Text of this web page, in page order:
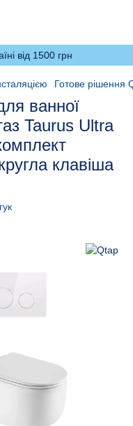
від 1500 грн
Готове рішення
ванної
Taurus Ultra
клавіша